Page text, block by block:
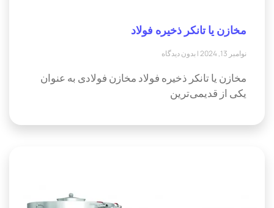
مخازن یا تانکر ذخیره فولاد
نوامبر 13, 2024 بدون دیدگاه
مخازن یا تانکر ذخیره فولاد مخازن فولادی به عنوان
یکی از قدیمی‌ترین